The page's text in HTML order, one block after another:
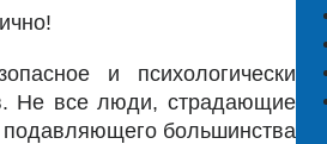
и психологически
Не все люди, страдающие
подавляющего большинства